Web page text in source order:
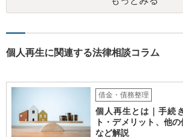
個人再生に関連する法律相談コラム
借金・債務整理
個人再生とは｜手続
ト・デメリット、他
など解説